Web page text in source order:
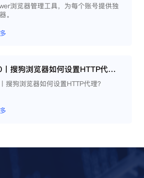
浏览器管理工具，为每个账号提供独
。
Win10丨搜狗浏览器如何设置HTTP代理？
搜狗浏览器如何设置HTTP代理？